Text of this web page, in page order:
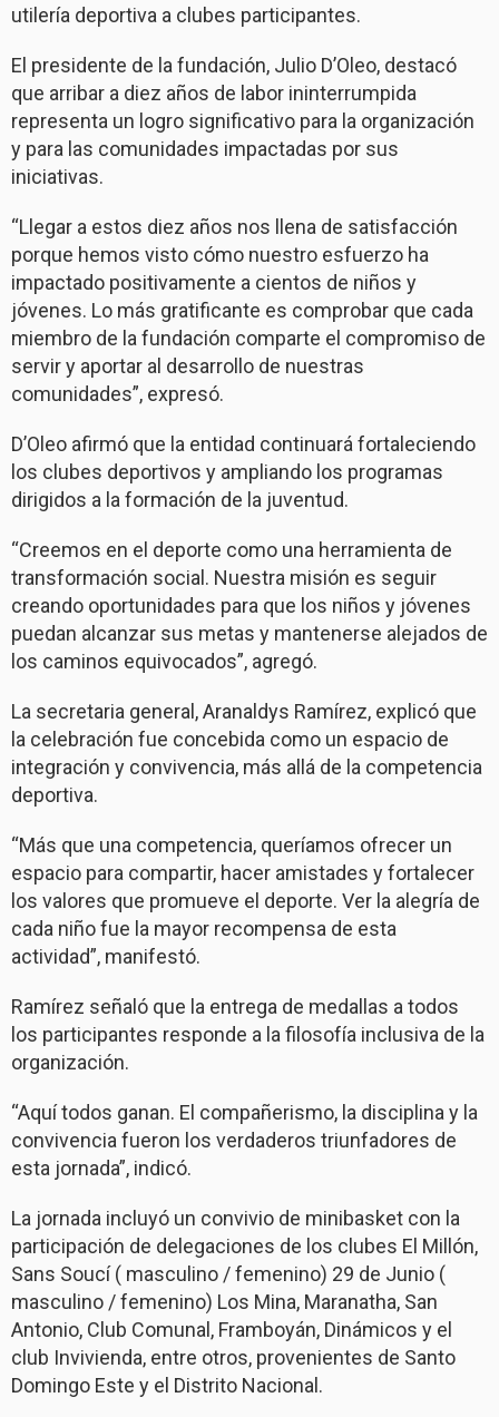
utilería deportiva a clubes participantes.
El presidente de la fundación, Julio D’Oleo, destacó
que arribar a diez años de labor ininterrumpida
representa un logro significativo para la organización
y para las comunidades impactadas por sus
iniciativas.
“Llegar a estos diez años nos llena de satisfacción
porque hemos visto cómo nuestro esfuerzo ha
impactado positivamente a cientos de niños y
jóvenes. Lo más gratificante es comprobar que cada
miembro de la fundación comparte el compromiso de
servir y aportar al desarrollo de nuestras
comunidades”, expresó.
D’Oleo afirmó que la entidad continuará fortaleciendo
los clubes deportivos y ampliando los programas
dirigidos a la formación de la juventud.
“Creemos en el deporte como una herramienta de
transformación social. Nuestra misión es seguir
creando oportunidades para que los niños y jóvenes
puedan alcanzar sus metas y mantenerse alejados de
los caminos equivocados”, agregó.
La secretaria general, Aranaldys Ramírez, explicó que
la celebración fue concebida como un espacio de
integración y convivencia, más allá de la competencia
deportiva.
“Más que una competencia, queríamos ofrecer un
espacio para compartir, hacer amistades y fortalecer
los valores que promueve el deporte. Ver la alegría de
cada niño fue la mayor recompensa de esta
actividad”, manifestó.
Ramírez señaló que la entrega de medallas a todos
los participantes responde a la filosofía inclusiva de la
organización.
“Aquí todos ganan. El compañerismo, la disciplina y la
convivencia fueron los verdaderos triunfadores de
esta jornada”, indicó.
La jornada incluyó un convivio de minibasket con la
participación de delegaciones de los clubes El Millón,
Sans Soucí ( masculino / femenino) 29 de Junio (
masculino / femenino) Los Mina, Maranatha, San
Antonio, Club Comunal, Framboyán, Dinámicos y el
club Invivienda, entre otros, provenientes de Santo
Domingo Este y el Distrito Nacional.